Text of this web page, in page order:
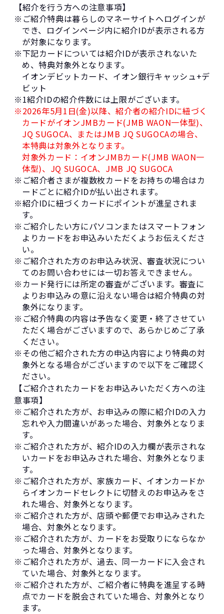
【紹介を行う方への注意事項】
※ご紹介特典は暮らしのマネーサイトへログインが
でき、ログインページ内に紹介IDが表示される方
が対象になります。
※下記カードについては紹介IDが表示されないた
め、特典対象外となります。
イオンデビットカード、イオン銀行キャッシュ+デ
ビット
※1紹介IDの紹介件数には上限がございます。
※2026年5月1日(金)以降、紹介者の紹介IDに紐づく
カードがイオンJMBカード(JMB WAON一体型)、
JQ SUGOCA、またはJMB JQ SUGOCAの場合、
本特典は対象外となります。
対象外カード：イオンJMBカード(JMB WAON一
体型)、JQ SUGOCA、JMB JQ SUGOCA
※ご紹介者さまが複数枚カードをお持ちの場合はカ
ードごとに紹介IDが払い出されます。
※紹介IDに紐づくカードにポイントが進呈されま
す。
※ご紹介したい方にパソコンまたはスマートフォン
よりカードをお申込みいただくようお伝えくださ
い。
※ご紹介された方のお申込み状況、審査状況につい
てのお問い合わせには一切お答えできません。
※カード発行には所定の審査がございます。審査に
よりお申込みの意に沿えない場合は紹介特典の対
象外になります。
※ご紹介特典の内容は予告なく変更・終了させてい
ただく場合がございますので、あらかじめご了承
ください。
※その他ご紹介された方の申込内容により特典の対
象外となる場合がございますので以下をご確認く
ださい。
【ご紹介されたカードをお申込みいただく方への注
意事項】
※ご紹介された方が、お申込みの際に紹介IDの入力
忘れや入力間違いがあった場合、対象外となりま
す。
※ご紹介された方が、紹介IDの入力欄が表示されな
いカードをお申込みされた場合、対象外となりま
す。
※ご紹介された方が、家族カード、イオンカードか
らイオンカードセレクトに切替えのお申込みをさ
れた場合、対象外となります。
※ご紹介された方が、店頭や郵便でお申込みされた
場合、対象外となります。
※ご紹介された方が、カードをお受取りにならなか
った場合、対象外となります。
※ご紹介された方が、過去、同一カードに入会され
ていた場合、対象外となります。
※ご紹介された方が、ご紹介者に特典を進呈する時
点でカードを脱会されていた場合、対象外となり
ます。